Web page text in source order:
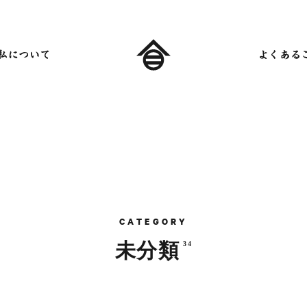
C ATE G O RY
未分類 34